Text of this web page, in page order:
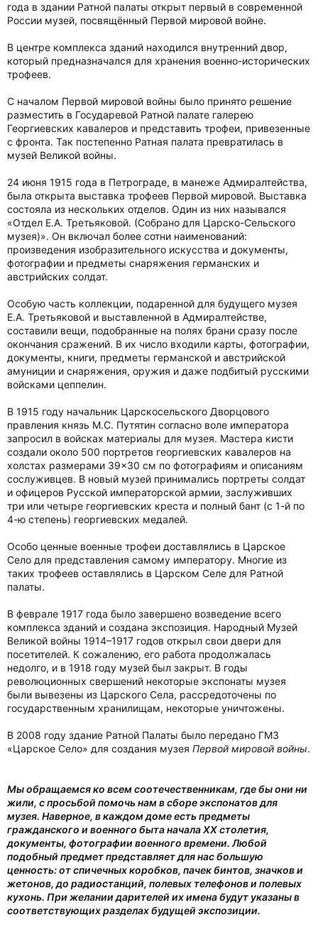
года в здании Ратной палаты открыт первый в современной
России музей, посвящённый Первой мировой войне.
В центре комплекса зданий находился внутренний двор,
который предназначался для хранения военно-исторических
трофеев.
С началом Первой мировой войны было принято решение
разместить в Государевой Ратной палате галерею
Георгиевских кавалеров и представить трофеи, привезенные
с фронта. Так постепенно Ратная палата превратилась в
музей Великой войны.
24 июня 1915 года в Петрограде, в манеже Адмиралтейства,
была открыта выставка трофеев Первой мировой. Выставка
состояла из нескольких отделов. Один из них назывался
«Отдел Е.А. Третьяковой. (Собрано для Царско-Сельского
музея)». Он включал более сотни наименований:
произведения изобразительного искусства и документы,
фотографии и предметы снаряжения германских и
австрийских солдат.
Особую часть коллекции, подаренной для будущего музея
Е.А. Третьяковой и выставленной в Адмиралтействе,
составили вещи, подобранные на полях брани сразу после
окончания сражений. В их число входили карты, фотографии,
документы, книги, предметы германской и австрийской
амуниции и снаряжения, оружия и даже подбитый русскими
войсками цеппелин.
В 1915 году начальник Царскосельского Дворцового
правления князь М.С. Путятин согласно воле императора
запросил в войсках материалы для музея. Мастера кисти
создали около 500 портретов георгиевских кавалеров на
холстах размерами 39×30 см по фотографиям и описаниям
сослуживцев. В новый музей принимались портреты солдат
и офицеров Русской императорской армии, заслуживших
три или четыре георгиевских креста и полный бант (с 1-й по
4-ю степень) георгиевских медалей.
Особо ценные военные трофеи доставлялись в Царское
Село для представления самому императору. Многие из
таких трофеев оставлялись в Царском Селе для Ратной
палаты.
В феврале 1917 года было завершено возведение всего
комплекса зданий и создана экспозиция. Народный Музей
Великой войны 1914–1917 годов открыл свои двери для
посетителей. К сожалению, его работа продолжалась
недолго, и в 1918 году музей был закрыт. В годы
революционных свершений некоторые экспонаты музея
были вывезены из Царского Села, рассредоточены по
государственным хранилищам, некоторые уничтожены.
В 2008 году здание Ратной Палаты было передано ГМЗ
«Царское Село» для создания музея Первой мировой войны.
Мы обращаемся ко всем соотечественникам, где бы они ни
жили, с просьбой помочь нам в сборе экспонатов для
музея. Наверное, в каждом доме есть предметы
гражданского и военного быта начала XX столетия,
документы, фотографии военного времени. Любой
подобный предмет представляет для нас большую
ценность: от спичечных коробков, пачек бинтов, значков и
жетонов, до радиостанций, полевых телефонов и полевых
кухонь. При желании дарителей их имена будут указаны в
соответствующих разделах будущей экспозиции.